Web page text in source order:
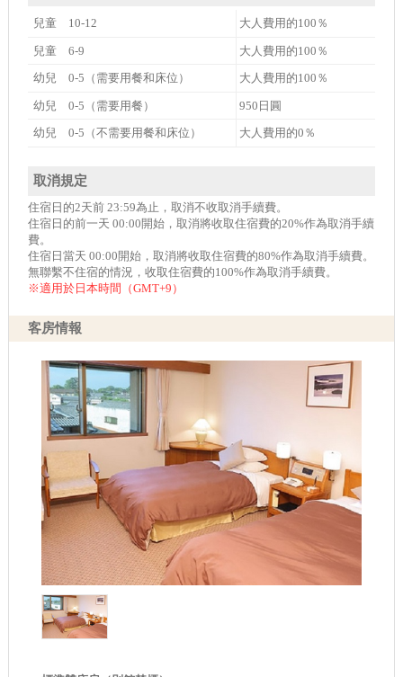
兒童 10-12 大人費用的100％
兒童 6-9 大人費用的100％
幼兒 0-5（需要用餐和床位） 大人費用的100％
幼兒 0-5（需要用餐） 950日圓
幼兒 0-5（不需要用餐和床位） 大人費用的0％
取消規定
住宿日的2天前 23:59為止，取消不收取消手續費。
住宿日的前一天 00:00開始，取消將收取住宿費的20%作為取消手續
費。
住宿日當天 00:00開始，取消將收取住宿費的80%作為取消手續費。
無聯繫不住宿的情況，收取住宿費的100%作為取消手續費。
※適用於日本時間（GMT+9）
客房情報